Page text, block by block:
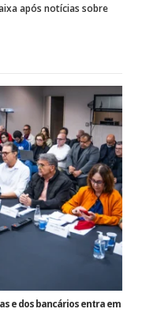
após notícias sobre
e dos bancários entra em